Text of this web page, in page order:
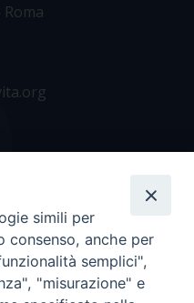
simili per
consenso, anche per
semplici",
"misurazione" e